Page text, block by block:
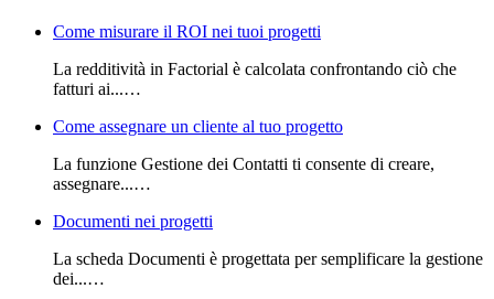
Come misurare il ROI nei tuoi progetti
La redditività in Factorial è calcolata confrontando ciò che
fatturi ai...…
Come assegnare un cliente al tuo progetto
La funzione Gestione dei Contatti ti consente di creare,
assegnare...…
Documenti nei progetti
La scheda Documenti è progettata per semplificare la gestione
dei...…